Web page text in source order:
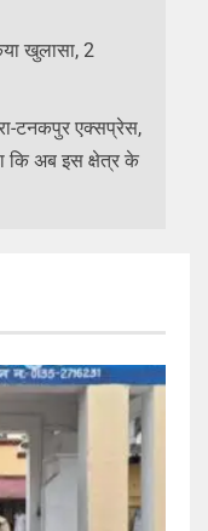
खुलासा, 2
टनकपुर एक्सप्रेस,
कि अब इस क्षेत्र के